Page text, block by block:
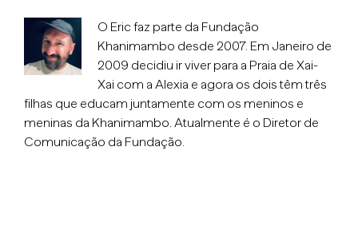
O Eric faz parte da Fundação
Khanimambo desde 2007. Em Janeiro de
2009 decidiu ir viver para a Praia de Xai-
Xai com a Alexia e agora os dois têm três
filhas que educam juntamente com os meninos e
meninas da Khanimambo. Atualmente é o Diretor de
Comunicação da Fundação.